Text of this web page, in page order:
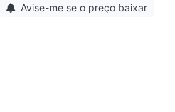
Avise-me se o preço baixar